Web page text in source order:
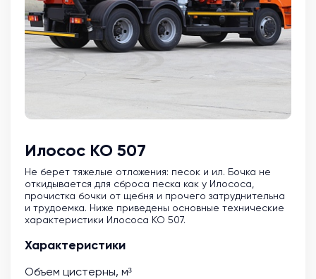
Илосос КО 507
Не берет тяжелые отложения: песок и ил. Бочка не
откидывается для сброса песка как у Илососа,
прочистка бочки от щебня и прочего затруднительна
и трудоемка. Ниже приведены основные технические
характеристики Илососа КО 507.
Характеристики
Объем цистерны, м³